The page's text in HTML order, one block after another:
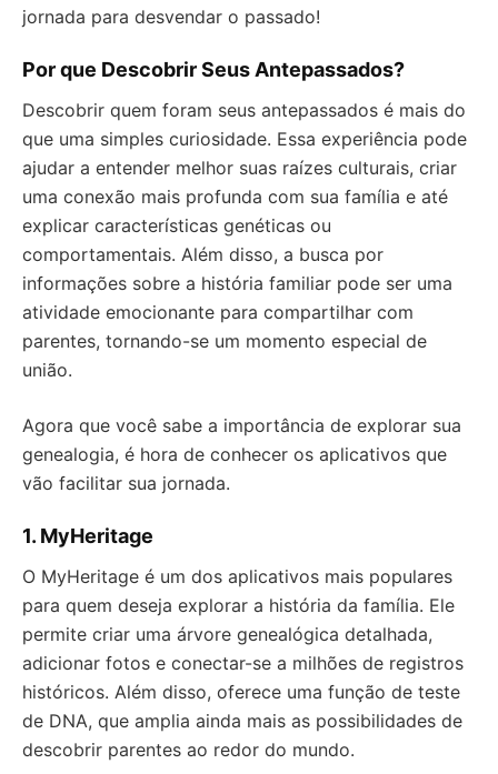
jornada para desvendar o passado!
Por que Descobrir Seus Antepassados?
Descobrir quem foram seus antepassados é mais do
que uma simples curiosidade. Essa experiência pode
ajudar a entender melhor suas raízes culturais, criar
uma conexão mais profunda com sua família e até
explicar características genéticas ou
comportamentais. Além disso, a busca por
informações sobre a história familiar pode ser uma
atividade emocionante para compartilhar com
parentes, tornando-se um momento especial de
união.
Agora que você sabe a importância de explorar sua
genealogia, é hora de conhecer os aplicativos que
vão facilitar sua jornada.
1. MyHeritage
O MyHeritage é um dos aplicativos mais populares
para quem deseja explorar a história da família. Ele
permite criar uma árvore genealógica detalhada,
adicionar fotos e conectar-se a milhões de registros
históricos. Além disso, oferece uma função de teste
de DNA, que amplia ainda mais as possibilidades de
descobrir parentes ao redor do mundo.